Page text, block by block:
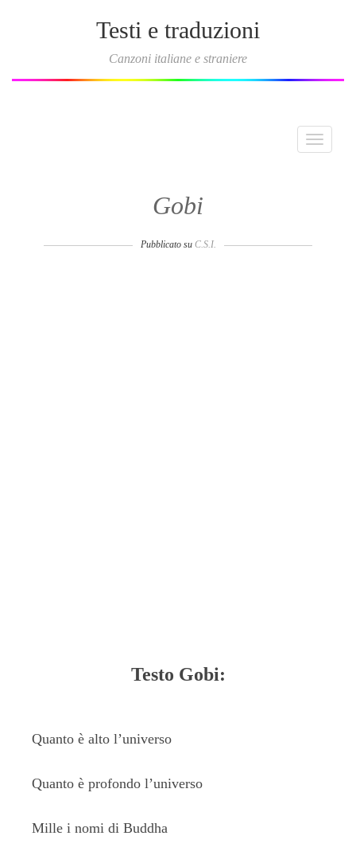
Testi e traduzioni
Canzoni italiane e straniere
Toggle
Gobi
Pubblicato su C.S.I.
Testo Gobi:
Quanto è alto l’universo
Quanto è profondo l’universo
Mille i nomi di Buddha